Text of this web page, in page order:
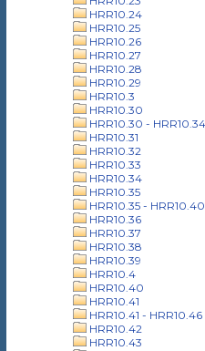
HRR10.24
HRR10.25
HRR10.26
HRR10.27
HRR10.28
HRR10.29
HRR10.3
HRR10.30
HRR10.30 - HRR10.34
HRR10.31
HRR10.32
HRR10.33
HRR10.34
HRR10.35
HRR10.35 - HRR10.40
HRR10.36
HRR10.37
HRR10.38
HRR10.39
HRR10.4
HRR10.40
HRR10.41
HRR10.41 - HRR10.46
HRR10.42
HRR10.43